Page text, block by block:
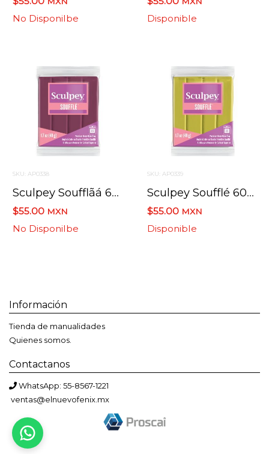
No Disponilbe Disponible
SKU: AP0338
Sculpey Soufflãá 6028 Cabernet 48 Gramo
$55.00 MXN
No Disponilbe
SKU: AP0339
Sculpey Soufflé 6019 Cítrico 48 Gramos
$55.00 MXN
Disponible
Información
Tienda de manualidades
Quienes somos.
Contactanos
WhatsApp: 55-8567-1221
ventas@elnuevofenix.mx
Bienvenido a El Nuevo Fénix
Solemos responder en menos de una hora